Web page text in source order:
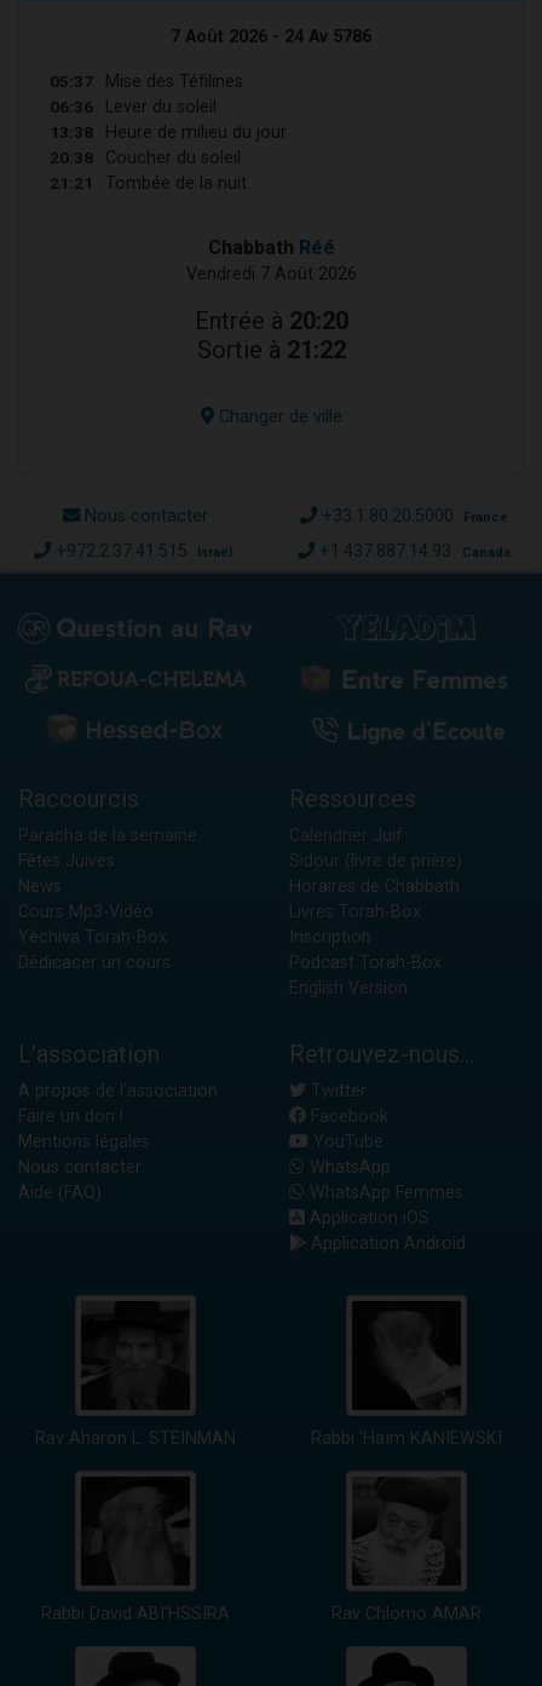
7 Août 2026 - 24 Av 5786
05:37 Mise des Téfilines
06:36 Lever du soleil
13:38 Heure de milieu du jour
20:38 Coucher du soleil
21:21 Tombée de la nuit
Chabbath Réé
Vendredi 7 Août 2026
Entrée à 20:20
Sortie à 21:22
Changer de ville
Nous contacter +33.1.80.20.5000 France
+972.2.37.41.515 Israël +1.437.887.14.93 Canada
Raccourcis
Paracha de la semaine
Fêtes Juives
News
Cours Mp3-Vidéo
Yéchiva Torah-Box
Dédicacer un cours
Ressources
Calendrier Juif
Sidour (livre de prière)
Horaires de Chabbath
Livres Torah-Box
Inscription
Podcast Torah-Box
English Version
L'association
A propos de l'association
Faire un don !
Mentions légales
Nous contacter
Aide (FAQ)
Retrouvez-nous...
Twitter
Facebook
YouTube
WhatsApp
WhatsApp Femmes
Application iOS
Application Android
Rav Aharon L. STEINMAN Rabbi 'Haïm KANIEWSKI
Rabbi David ABI'HSSIRA Rav Chlomo AMAR